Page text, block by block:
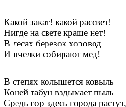
Какой закат! какой рассвет!
Нигде на свете краше нет!
В лесах березок хоровод
И пчелки собирают мед!
В степях колышется ковыль
Коней табун вздымает пыль
Средь гор здесь города растут,